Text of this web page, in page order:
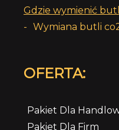
Gdzie wymienić
- Wymiana butli
OFERTA:
Pakiet Dla
Pakiet Dla Firm